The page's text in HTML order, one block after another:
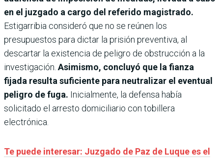
en el juzgado a cargo del referido magistrado.
Estigarribia consideró que no se reúnen los
presupuestos para dictar la prisión preventiva, al
descartar la existencia de peligro de obstrucción a la
investigación. Asimismo, concluyó que la fianza
fijada resulta suficiente para neutralizar el eventual
peligro de fuga. Inicialmente, la defensa había
solicitado el arresto domiciliario con tobillera
electrónica.
Te puede interesar: Juzgado de Paz de Luque es el